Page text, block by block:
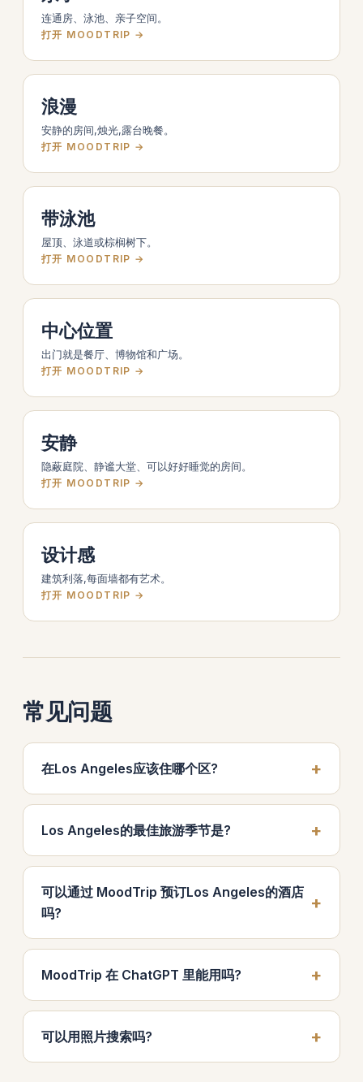
连通房、泳池、亲子空间。
打开 MOODTRIP →
浪漫
安静的房间,烛光,露台晚餐。
打开 MOODTRIP →
带泳池
屋顶、泳道或棕榈树下。
打开 MOODTRIP →
中心位置
出门就是餐厅、博物馆和广场。
打开 MOODTRIP →
安静
隐蔽庭院、静谧大堂、可以好好睡觉的房间。
打开 MOODTRIP →
设计感
建筑利落,每面墙都有艺术。
打开 MOODTRIP →
常见问题
在Los Angeles应该住哪个区?
Los Angeles的最佳旅游季节是?
可以通过 MoodTrip 预订Los Angeles的酒店
吗?
MoodTrip 在 ChatGPT 里能用吗?
可以用照片搜索吗?